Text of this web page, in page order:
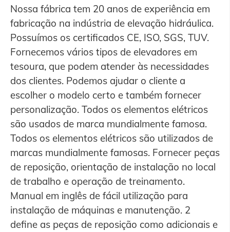
Nossa fábrica tem 20 anos de experiência em
fabricação na indústria de elevação hidráulica.
Possuímos os certificados CE, ISO, SGS, TUV.
Fornecemos vários tipos de elevadores em
tesoura, que podem atender às necessidades
dos clientes. Podemos ajudar o cliente a
escolher o modelo certo e também fornecer
personalização. Todos os elementos elétricos
são usados de marca mundialmente famosa.
Todos os elementos elétricos são utilizados de
marcas mundialmente famosas. Fornecer peças
de reposição, orientação de instalação no local
de trabalho e operação de treinamento.
Manual em inglês de fácil utilização para
instalação de máquinas e manutenção. 2
define as peças de reposição como adicionais e